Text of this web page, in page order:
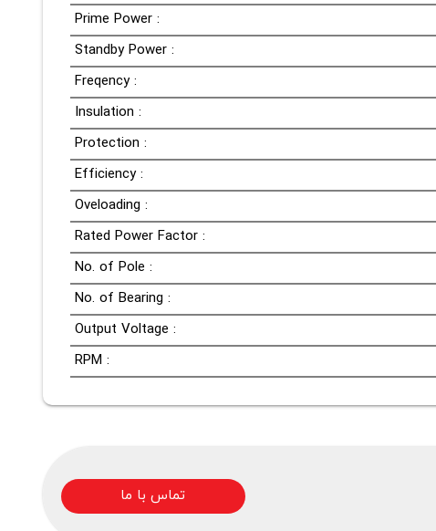
Prime Power :
Standby Power :
Freqency :
Insulation :
Protection :
Efficiency :
Oveloading :
Rated Power Factor :
No. of Pole :
No. of Bearing :
Output Voltage :
RPM :
تماس با ما